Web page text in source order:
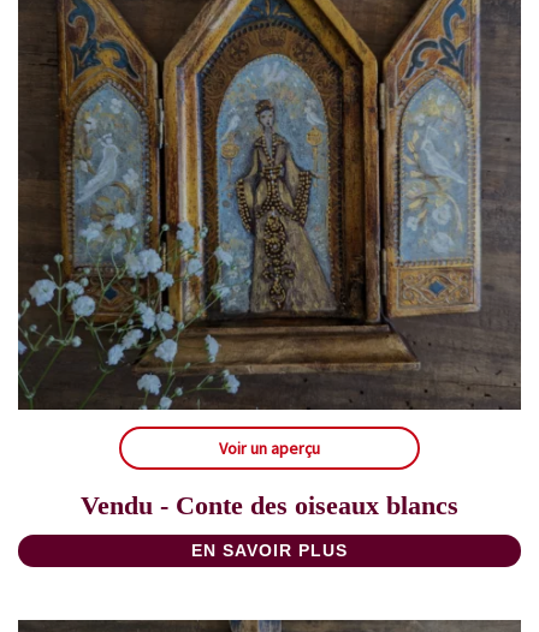
Voir un aperçu
Vendu - Conte des oiseaux blancs
EN SAVOIR PLUS